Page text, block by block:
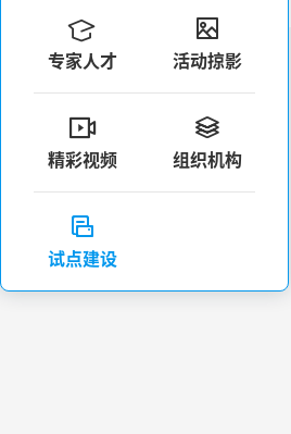

专家人才

活动掠影

精彩视频

组织机构

试点建设